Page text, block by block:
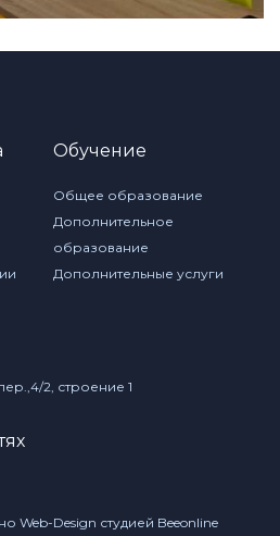
Обучение
Общее образование
Дополнительное
образование
Дополнительные услуги
2, строение 1
Web-Design студией Beeonline